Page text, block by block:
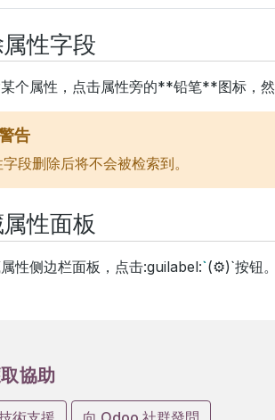
性字段
个属性，点击属性旁的**铅笔**图标，
告
字段删除后将不会被检索到。
性面板
性侧边栏面板，点击:guilabel:`(⚙)`按钮。
協助